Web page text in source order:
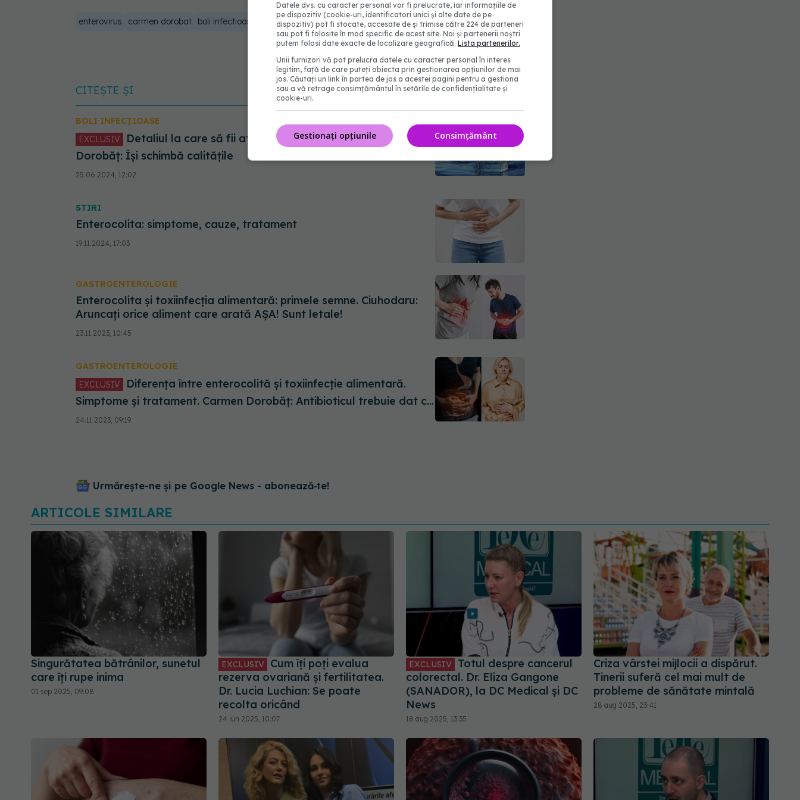
enterovirus carmen dorobat boli infectioase piscine alergie la mancare
CITEȘTE ȘI
BOLI INFECȚIOASE
EXCLUSIV
Dorobăț: Își schimbă calitățile
25.06.2024, 12:02
STIRI
Enterocolita: simptome, cauze, tratament
19.11.2024, 17:03
GASTROENTEROLOGIE
Enterocolita și toxiinfecția alimentară: primele semne. Ciuhodaru:
Aruncați orice aliment care arată AȘA! Sunt letale!
23.11.2023, 10:45
GASTROENTEROLOGIE
EXCLUSIV
Simptome și tratament. Carmen Dorobăț: Antibioticul trebuie dat cu
discernământ!
24.11.2023, 09:19
Urmărește-ne și pe Google News - abonează‑te!
ARTICOLE SIMILARE
Singurătatea bătrânilor, sunetul
care îți rupe inima
01 sep 2025, 09:08
EXCLUSIV
Cum îți poți evalua
rezerva ovariană și fertilitatea.
Dr. Lucia Luchian: Se poate
recolta oricând
24 iun 2025, 10:07
EXCLUSIV
Totul despre cancerul
colorectal. Dr. Eliza Gangone
(SANADOR), la DC Medical și DC
News
18 aug 2025, 13:35
Criza vârstei mijlocii a dispărut.
Tinerii suferă cel mai mult de
probleme de sănătate mintală
28 aug 2025, 23:41
Datele dvs. cu caracter personal vor fi prelucrate, iar informațiile de
pe dispozitiv (cookie-uri, identificatori unici și alte date de pe
dispozitiv) pot fi stocate, accesate de și trimise către 224 de parteneri
sau pot fi folosite în mod specific de acest site. Noi și partenerii noștri
putem folosi date exacte de localizare geografică. Lista partenerilor.
Unii furnizori vă pot prelucra datele cu caracter personal în interes
legitim, față de care puteți obiecta prin gestionarea opțiunilor de mai
jos. Căutați un link în partea de jos a acestei pagini pentru a gestiona
sau a vă retrage consimțământul în setările de confidențialitate și
cookie-uri.
Consimțământ
Gestionați opțiunile